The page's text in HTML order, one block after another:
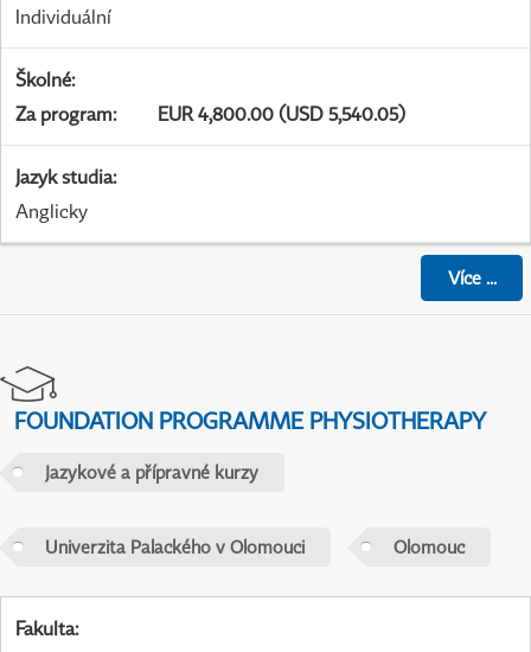
Individuální
Školné:
Za program: EUR 4,800.00 (USD 5,540.05)
Jazyk studia:
Anglicky
Více...
FOUNDATION PROGRAMME PHYSIOTHERAPY
Jazykové a přípravné kurzy
Univerzita Palackého v Olomouci Olomouc
Fakulta: